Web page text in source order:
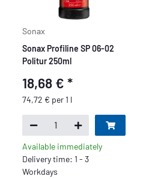
Sonax
Sonax Profiline SP 06-02
Politur 250ml
18,68 €*
74,72 € per 1 l
Available immediately
Delivery time: 1 - 3
Workdays